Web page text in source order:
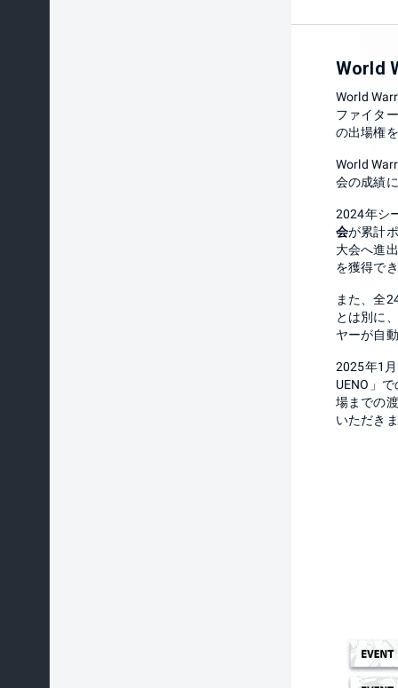
World
World
ファイタ
の出場権
World
会の成績
2024年シ
会が累計
大会へ進
を獲得で
また、全
とは別に、
ヤーが自
2025年1
UENO」
場までの
いただき